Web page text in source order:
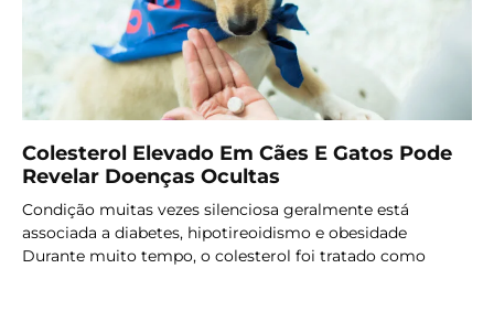
Colesterol Elevado Em Cães E Gatos Pode
Revelar Doenças Ocultas
Condição muitas vezes silenciosa geralmente está
associada a diabetes, hipotireoidismo e obesidade
Durante muito tempo, o colesterol foi tratado como